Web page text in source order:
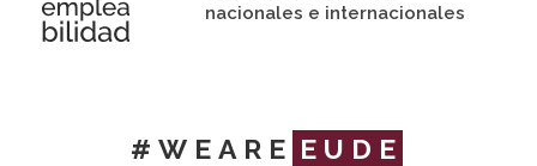
nacionales e internacionales
#WEARE EUDE